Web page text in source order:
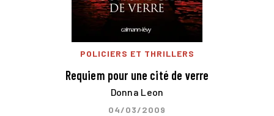
POLICIERS ET THRILLERS
Requiem pour une cité de verre
Donna Leon
04/03/2009